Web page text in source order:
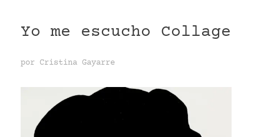
Yo me escucho Collage
por Cristina Gayarre